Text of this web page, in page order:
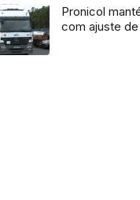
Pronicol
com ajuste